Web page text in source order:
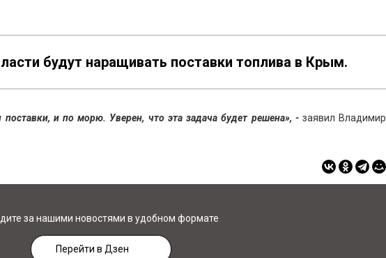
будут наращивать поставки топлива в Крым.
и по морю. Уверен, что эта задача будет решена», -заявил Владимир
за нашими новостями в удобном формате
Перейти в Дзен